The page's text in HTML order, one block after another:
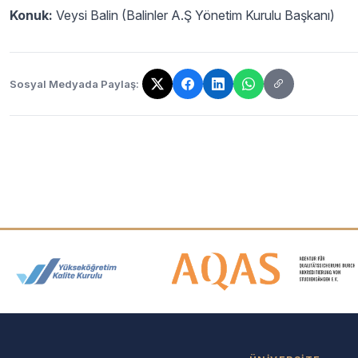
Konuk: Veysi Balin (Balinler A.Ş Yönetim Kurulu Başkanı)
Sosyal Medyada Paylaş:
Bağlantı kopyalandı!
Akreditasyon ve Üyelik